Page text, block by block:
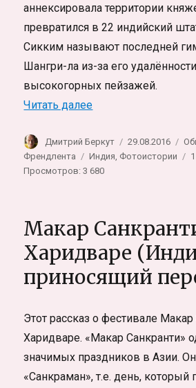
аннексировала территории
превратился в 22 индийский
Сикким называют последней
Шангри-ла из-за его
высокогорных пейзажей.
Читать далее«Гималайское
Автор
Дмитрий Беркут Опубликовано
29.08.2016
Френдлента
Метки
Индия Фотоистории
Просмотров: 3 680
Макар
Харидваре
приносящий
Этот рассказ о фестивале
Харидваре. «Макар Санкранти»
значимых праздников в Азии. Он
«Санкраман», т.е. день, который